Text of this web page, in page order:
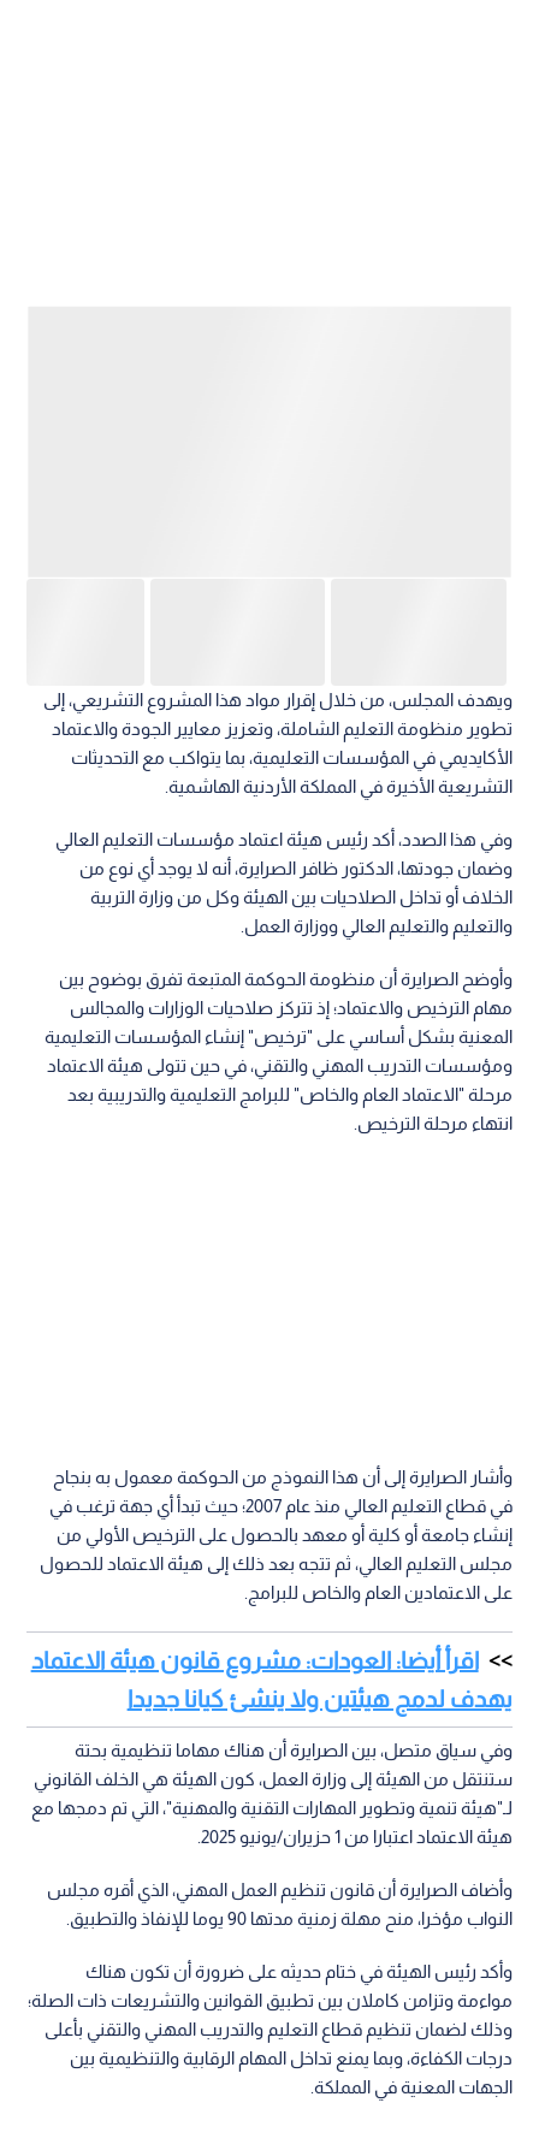
ويهدف المجلس، من خلال إقرار مواد هذا المشروع التشريعي، إلى
تطوير منظومة التعليم الشاملة، وتعزيز معايير الجودة والاعتماد
الأكايديمي في المؤسسات التعليمية، بما يتواكب مع التحديثات
التشريعية الأخيرة في المملكة الأردنية الهاشمية.
وفي هذا الصدد، أكد رئيس هيئة اعتماد مؤسسات التعليم العالي
وضمان جودتها، الدكتور ظافر الصرايرة، أنه لا يوجد أي نوع من
الخلاف أو تداخل الصلاحيات بين الهيئة وكل من وزارة التربية
والتعليم والتعليم العالي ووزارة العمل.
وأوضح الصرايرة أن منظومة الحوكمة المتبعة تفرق بوضوح بين
مهام الترخيص والاعتماد؛ إذ تتركز صلاحيات الوزارات والمجالس
المعنية بشكل أساسي على "ترخيص" إنشاء المؤسسات التعليمية
ومؤسسات التدريب المهني والتقني، في حين تتولى هيئة الاعتماد
مرحلة "الاعتماد العام والخاص" للبرامج التعليمية والتدريبية بعد
انتهاء مرحلة الترخيص.
وأشار الصرايرة إلى أن هذا النموذج من الحوكمة معمول به بنجاح
في قطاع التعليم العالي منذ عام 2007؛ حيث تبدأ أي جهة ترغب في
إنشاء جامعة أو كلية أو معهد بالحصول على الترخيص الأولي من
مجلس التعليم العالي، ثم تتجه بعد ذلك إلى هيئة الاعتماد للحصول
على الاعتمادين العام والخاص للبرامج.
اقرأ أيضا: العودات: مشروع قانون هيئة الاعتماد
يهدف لدمج هيئتين ولا ينشئ كيانا جديدا
وفي سياق متصل، بين الصرايرة أن هناك مهاما تنظيمية بحتة
ستنتقل من الهيئة إلى وزارة العمل، كون الهيئة هي الخلف القانوني
لـ"هيئة تنمية وتطوير المهارات التقنية والمهنية"، التي تم دمجها مع
هيئة الاعتماد اعتبارا من 1 حزيران/يونيو 2025.
وأضاف الصرايرة أن قانون تنظيم العمل المهني، الذي أقره مجلس
النواب مؤخرا، منح مهلة زمنية مدتها 90 يوما للإنفاذ والتطبيق.
وأكد رئيس الهيئة في ختام حديثه على ضرورة أن تكون هناك
مواءمة وتزامن كاملان بين تطبيق القوانين والتشريعات ذات الصلة؛
وذلك لضمان تنظيم قطاع التعليم والتدريب المهني والتقني بأعلى
درجات الكفاءة، وبما يمنع تداخل المهام الرقابية والتنظيمية بين
الجهات المعنية في المملكة.